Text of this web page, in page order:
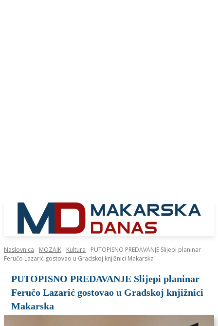
Naslovnica MOZAIK Kultura
PUTOPISNO PREDAVANJE Slijepi planinar
Feručo Lazarić gostovao u Gradskoj knjižnici Makarska
PUTOPISNO PREDAVANJE Slijepi planinar
Feručo Lazarić gostovao u Gradskoj knjižnici
Makarska